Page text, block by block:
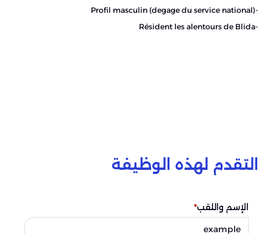
-Profil masculin (degage du service national)
-Résident les alentours de Blida
التقدم لهذه الوظيفة
الإسم واللقب*